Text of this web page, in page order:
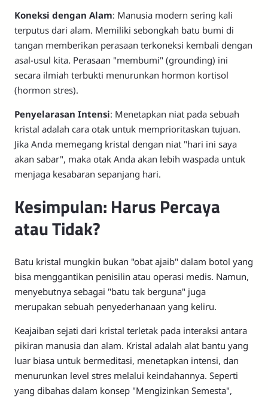
Koneksi dengan Alam: Manusia modern sering kali
terputus dari alam. Memiliki sebongkah batu bumi di
tangan memberikan perasaan terkoneksi kembali dengan
asal-usul kita. Perasaan "membumi" (grounding) ini
secara ilmiah terbukti menurunkan hormon kortisol
(hormon stres).
Penyelarasan Intensi: Menetapkan niat pada sebuah
kristal adalah cara otak untuk memprioritaskan tujuan.
Jika Anda memegang kristal dengan niat "hari ini saya
akan sabar", maka otak Anda akan lebih waspada untuk
menjaga kesabaran sepanjang hari.
Kesimpulan: Harus Percaya
atau Tidak?
Batu kristal mungkin bukan "obat ajaib" dalam botol yang
bisa menggantikan penisilin atau operasi medis. Namun,
menyebutnya sebagai "batu tak berguna" juga
merupakan sebuah penyederhanaan yang keliru.
Keajaiban sejati dari kristal terletak pada interaksi antara
pikiran manusia dan alam. Kristal adalah alat bantu yang
luar biasa untuk bermeditasi, menetapkan intensi, dan
menurunkan level stres melalui keindahannya. Seperti
yang dibahas dalam konsep "Mengizinkan Semesta",